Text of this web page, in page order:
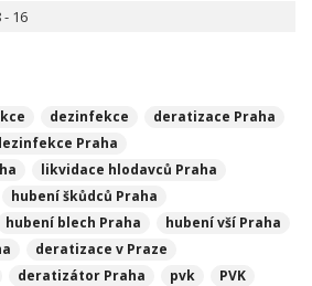
- 16
dezinfekce
deratizace Praha
Praha
likvidace hlodavců Praha
hubení škůdců Praha
hubení blech Praha
hubení vší Praha
deratizace v Praze
deratizátor Praha pvk PVK